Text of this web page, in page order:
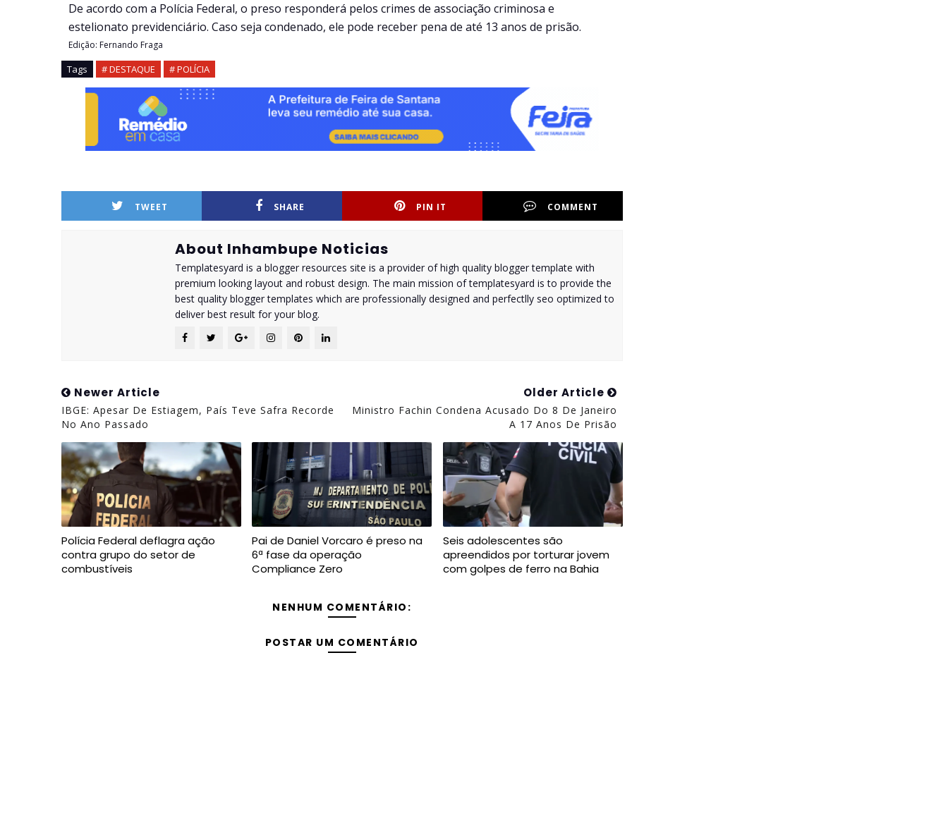
De acordo com a Polícia Federal, o preso responderá pelos crimes de associação criminosa e
estelionato previdenciário. Caso seja condenado, ele pode receber pena de até 13 anos de prisão.
Edição: Fernando Fraga
Tags # DESTAQUE # POLÍCIA
TWEET SHARE PIN IT COMMENT
About Inhambupe Noticias
Templatesyard is a blogger resources site is a provider of high quality blogger template with
premium looking layout and robust design. The main mission of templatesyard is to provide the
best quality blogger templates which are professionally designed and perfectlly seo optimized to
deliver best result for your blog.
Newer Article
IBGE: Apesar De Estiagem, País Teve Safra Recorde
No Ano Passado
Older Article
Ministro Fachin Condena Acusado Do 8 De Janeiro
A 17 Anos De Prisão
Polícia Federal deflagra ação
contra grupo do setor de
combustíveis
Pai de Daniel Vorcaro é preso na
6ª fase da operação
Compliance Zero
Seis adolescentes são
apreendidos por torturar jovem
com golpes de ferro na Bahia
NENHUM COMENTÁRIO:
POSTAR UM COMENTÁRIO